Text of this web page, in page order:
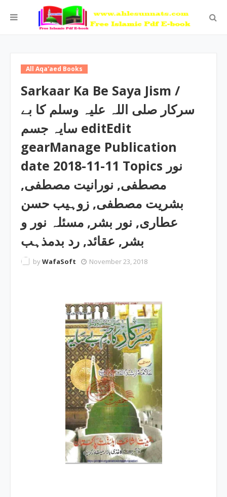
All Aqa'aed Books
Sarkaar Ka Be Saya Jism /
سرکار صلی اللہ علیہ وسلم کا بے
سایہ جسم editEdit
gearManage Publication
date 2018-11-11 Topics نور
مصطفی, نورانیت مصطفی,
بشریت مصطفی, زوہیب حسن
عطاری, نور بشر, مسئلہ نور و
بشر, عقائد, رد بدمذہب
byWafaSoft November 23, 2018